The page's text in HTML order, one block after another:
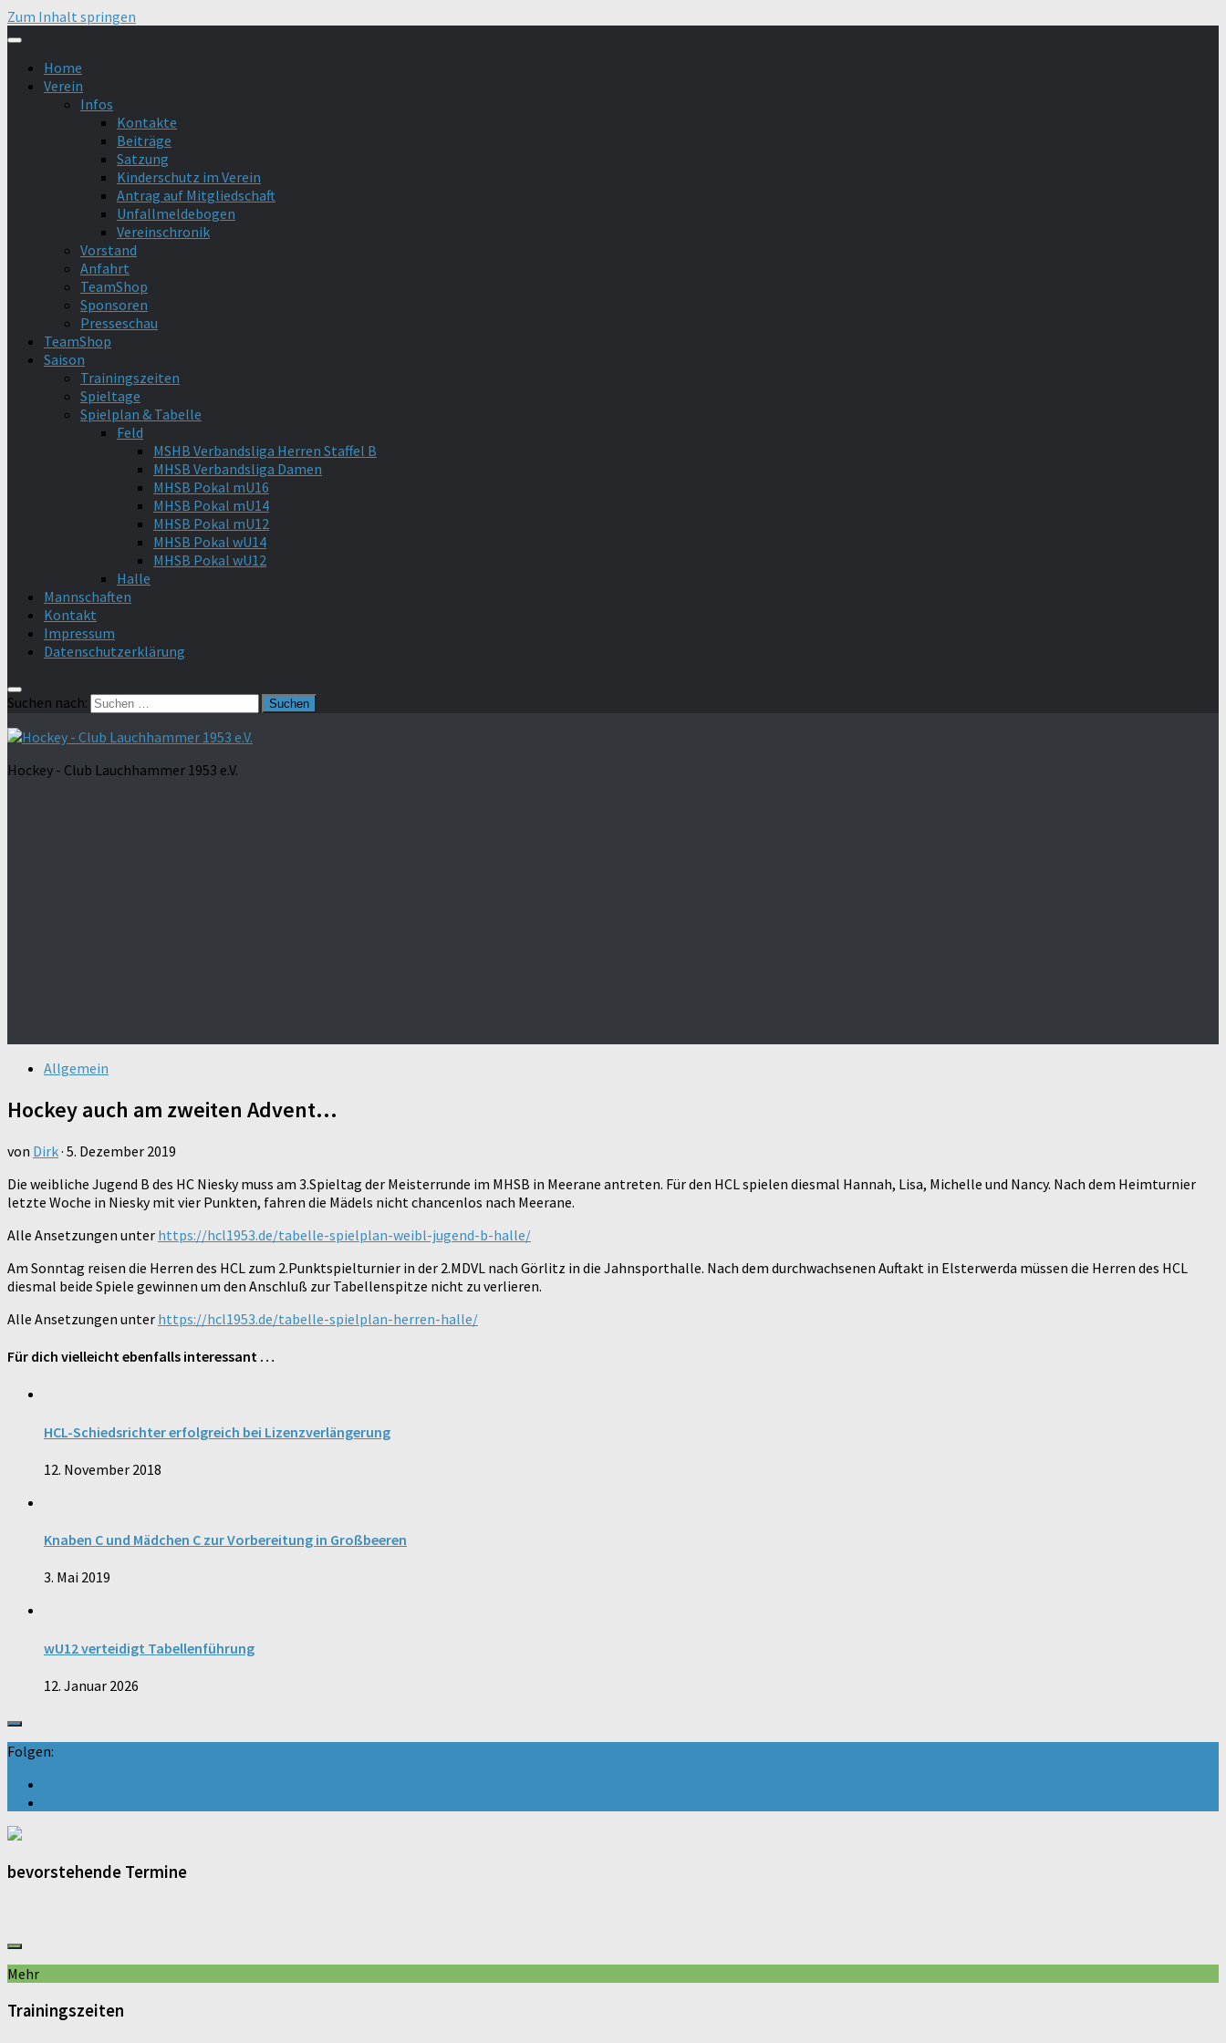
Zum Inhalt springen
Home
Verein
Infos
Kontakte
Beiträge
Satzung
Kinderschutz im Verein
Antrag auf Mitgliedschaft
Unfallmeldebogen
Vereinschronik
Vorstand
Anfahrt
TeamShop
Sponsoren
Presseschau
TeamShop
Saison
Trainingszeiten
Spieltage
Spielplan & Tabelle
Feld
MSHB Verbandsliga Herren Staffel B
MHSB Verbandsliga Damen
MHSB Pokal mU16
MHSB Pokal mU14
MHSB Pokal mU12
MHSB Pokal wU14
MHSB Pokal wU12
Halle
Mannschaften
Kontakt
Impressum
Datenschutzerklärung
Suchen nach:
Hockey - Club Lauchhammer 1953 e.V.
Allgemein
Hockey auch am zweiten Advent…
von Dirk· 5. Dezember 2019
Die weibliche Jugend B des HC Niesky muss am 3.Spieltag der Meisterrunde im MHSB in Meerane antreten. Für den HCL spielen diesmal Hannah, Lisa, Michelle und Nancy. Nach dem Heimturnier
letzte Woche in Niesky mit vier Punkten, fahren die Mädels nicht chancenlos nach Meerane.
Alle Ansetzungen unter https://hcl1953.de/tabelle-spielplan-weibl-jugend-b-halle/
Am Sonntag reisen die Herren des HCL zum 2.Punktspielturnier in der 2.MDVL nach Görlitz in die Jahnsporthalle. Nach dem durchwachsenen Auftakt in Elsterwerda müssen die Herren des HCL
diesmal beide Spiele gewinnen um den Anschluß zur Tabellenspitze nicht zu verlieren.
Alle Ansetzungen unter https://hcl1953.de/tabelle-spielplan-herren-halle/
Für dich vielleicht ebenfalls interessant …
HCL-Schiedsrichter erfolgreich bei Lizenzverlängerung
12. November 2018
Knaben C und Mädchen C zur Vorbereitung in Großbeeren
3. Mai 2019
wU12 verteidigt Tabellenführung
12. Januar 2026
Folgen:
bevorstehende Termine
Mehr
Trainingszeiten